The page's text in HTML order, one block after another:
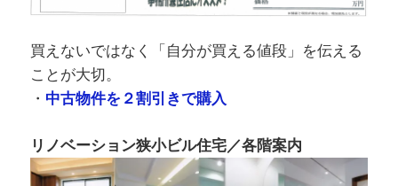
買えないではなく「自分が買える値段」を伝える
ことが大切。
・ 中古物件を２割引きで購入
リノベーション狭小ビル住宅／各階案内